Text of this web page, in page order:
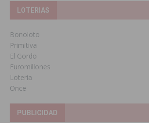
LOTERIAS
Bonoloto
Primitiva
El Gordo
Euromillones
Loteria
Once
PUBLICIDAD